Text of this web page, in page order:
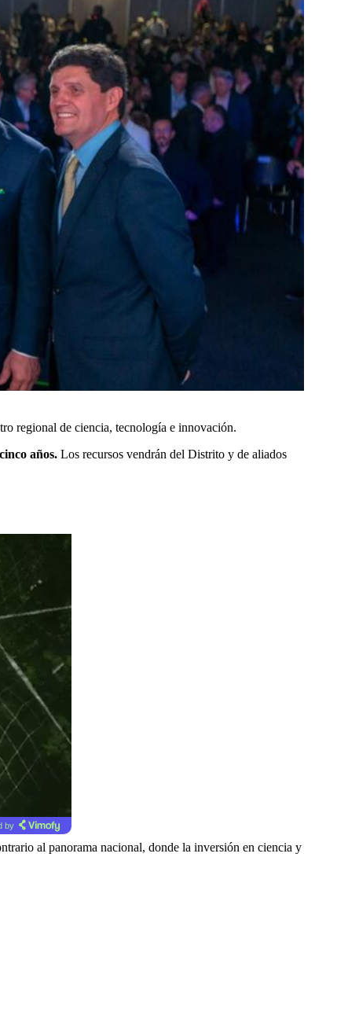
regional de ciencia, tecnología e innovación.
años. Los recursos vendrán del Distrito y de aliados
by
al panorama nacional, donde la inversión en ciencia y